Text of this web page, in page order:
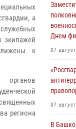
а
экипажей
к
органов
региона
Днем
07
07
В